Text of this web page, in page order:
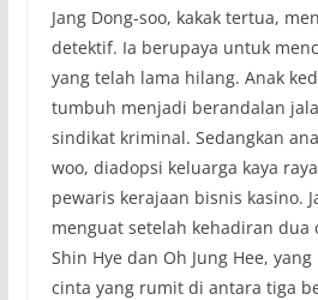
Jang Dong-soo, kakak tertua,
detektif. Ia berupaya untuk
yang telah lama hilang. Anak
tumbuh menjadi berandalan
sindikat kriminal. Sedangkan
woo, diadopsi keluarga kaya
pewaris kerajaan bisnis kasino.
menguat setelah kehadiran dua
Shin Hye dan Oh Jung Hee,
cinta yang rumit di antara tiga